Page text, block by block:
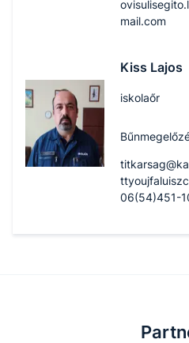
mail.com
Kiss Lajos
iskolaőr
06(54)451-